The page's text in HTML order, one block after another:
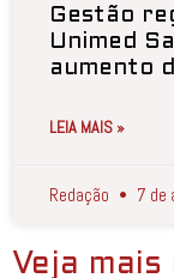
Gestão
Unimed
aumento
LEIA MAIS »
Redação 7 de
Veja